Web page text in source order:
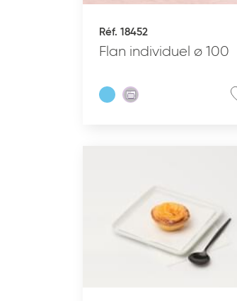
PÂTISSERIE DESSERTS
GLACÉS
Réf. 18452
Flan individuel ø 100